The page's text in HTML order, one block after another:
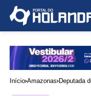
Início Amazonas Deputada